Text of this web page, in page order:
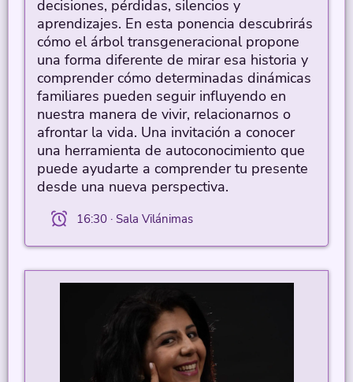
decisiones, pérdidas, silencios y
aprendizajes. En esta ponencia descubrirás
cómo el árbol transgeneracional propone
una forma diferente de mirar esa historia y
comprender cómo determinadas dinámicas
familiares pueden seguir influyendo en
nuestra manera de vivir, relacionarnos o
afrontar la vida. Una invitación a conocer
una herramienta de autoconocimiento que
puede ayudarte a comprender tu presente
desde una nueva perspectiva.
16:30 · Sala Vilánimas